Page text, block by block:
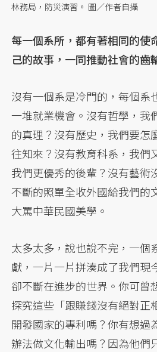
林務局，防災演習。 圖／作者自攝
每一個系所，都有著相同的使
己的故事，一同推動社會的齒
沒有一個系是冷門的，每個系
一堆就業機會。沒有哲學，我
的真理？沒有歷史，我們要怎
往知來？沒有教育科系，我們
我們更優秀的後輩？沒有藝術
不斷的照單全收外國給我們的
大罵中華民國美學。
太多太多，說也說不完，一個
獻，一片一片拼湊成了我們現
卻不斷在進步的世界。你可曾
探究這些「跟賺錢沒有絕對正
開發國家的專利嗎？你有想過
辦法做文化輸出嗎？因為他們